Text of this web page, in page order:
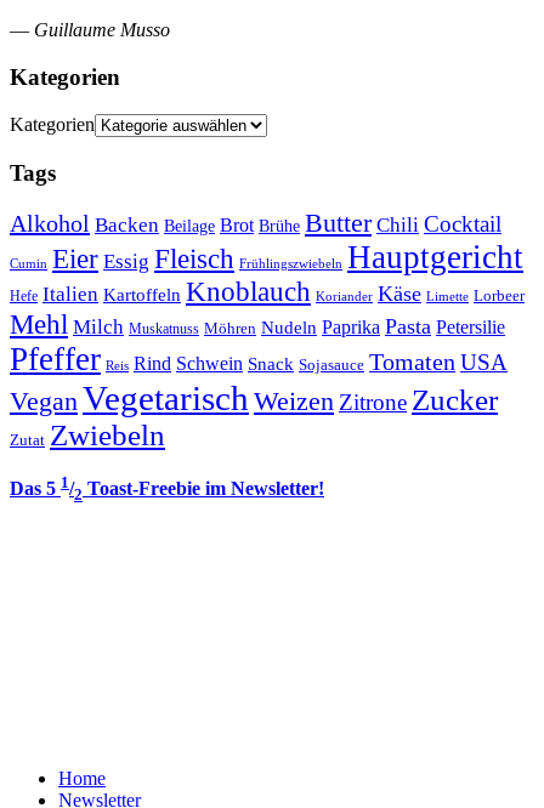
— Guillaume Musso
Kategorien
Kategorien
Tags
Alkohol Backen Beilage Brot Brühe Butter Chili Cocktail
Cumin Eier Essig Fleisch Frühlingszwiebeln Hauptgericht
Hefe Italien Kartoffeln Knoblauch Koriander Käse Limette Lorbeer
Mehl Milch Muskatnuss Möhren Nudeln Paprika Pasta Petersilie
Pfeffer Reis Rind Schwein Snack Sojasauce Tomaten USA
VeganVegetarisch Weizen Zitrone Zucker
Zutat Zwiebeln
Das 5 1/2 Toast-Freebie im Newsletter!
Home
Newsletter